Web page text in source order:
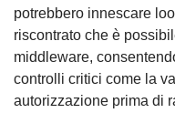
potrebbero innescare
riscontrato che è
middleware,
controlli critici come la
autorizzazione prima di